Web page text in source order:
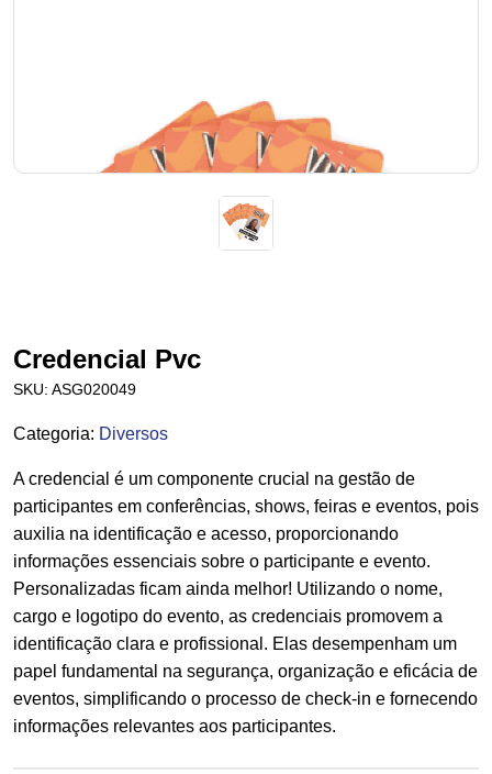
Credencial Pvc
SKU: ASG020049
Categoria: Diversos
A credencial é um componente crucial na gestão de
participantes em conferências, shows, feiras e eventos, pois
auxilia na identificação e acesso, proporcionando
informações essenciais sobre o participante e evento.
Personalizadas ficam ainda melhor! Utilizando o nome,
cargo e logotipo do evento, as credenciais promovem a
identificação clara e profissional. Elas desempenham um
papel fundamental na segurança, organização e eficácia de
eventos, simplificando o processo de check-in e fornecendo
informações relevantes aos participantes.